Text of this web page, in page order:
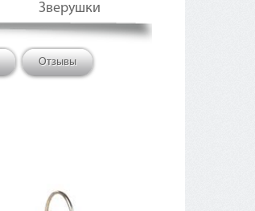
Зверушки
Отзывы